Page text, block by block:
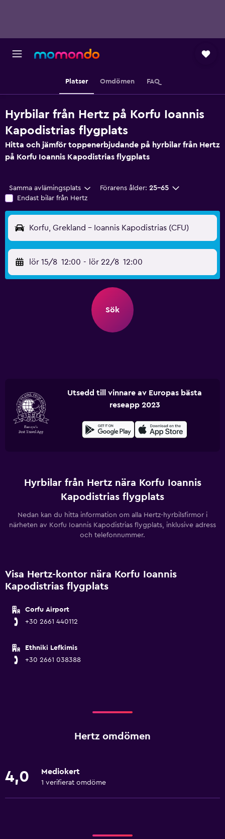
Platser Omdömen FAQ
Hyrbilar från Hertz på Korfu Ioannis
Kapodistrias flygplats
Hitta och jämför toppenerbjudande på hyrbilar från Hertz
på Korfu Ioannis Kapodistrias flygplats
Samma avlämingsplats Förarens ålder: 25-65
Endast bilar från Hertz
Korfu, Grekland - Ioannis Kapodistrias (CFU)
lör 15/8 12:00 - lör 22/8 12:00
Sök
Utsedd till vinnare av Europas bästa
reseapp 2023
Hyrbilar från Hertz nära Korfu Ioannis
Kapodistrias flygplats
Nedan kan du hitta information om alla Hertz-hyrbilsfirmor i
närheten av Korfu Ioannis Kapodistrias flygplats, inklusive adress
och telefonnummer.
Visa Hertz-kontor nära Korfu Ioannis
Kapodistrias flygplats
Corfu Airport
+30 2661 440112
Ethniki Lefkimis
+30 2661 038388
Hertz omdömen
4,0 Mediokert
1 verifierat omdöme